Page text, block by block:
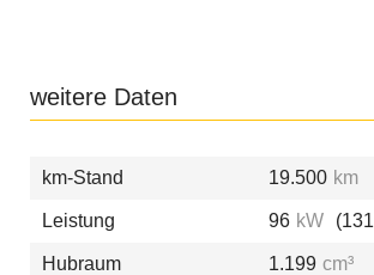
weitere Daten
km-Stand 19.500 km
Leistung 96 kW (131
Hubraum 1.199 cm³